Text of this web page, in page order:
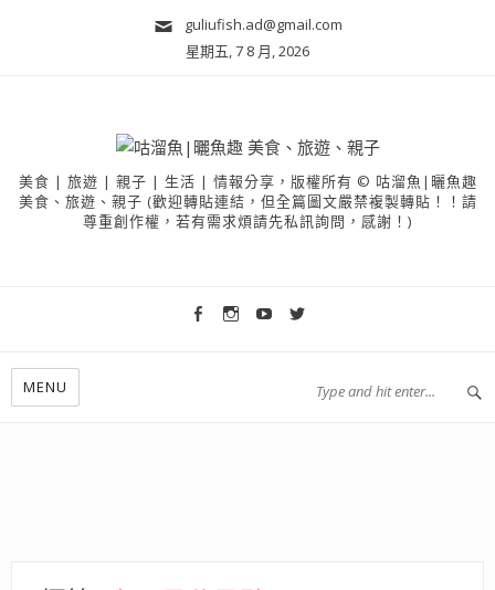
guliufish.ad@gmail.com
星期五, 7 8 月, 2026
美食 | 旅遊 | 親子 | 生活 | 情報分享，版權所有 © 咕溜魚|曬魚趣
美食、旅遊、親子 (歡迎轉貼連結，但全篇圖文嚴禁複製轉貼！！請
尊重創作權，若有需求煩請先私訊詢問，感謝！)
MENU